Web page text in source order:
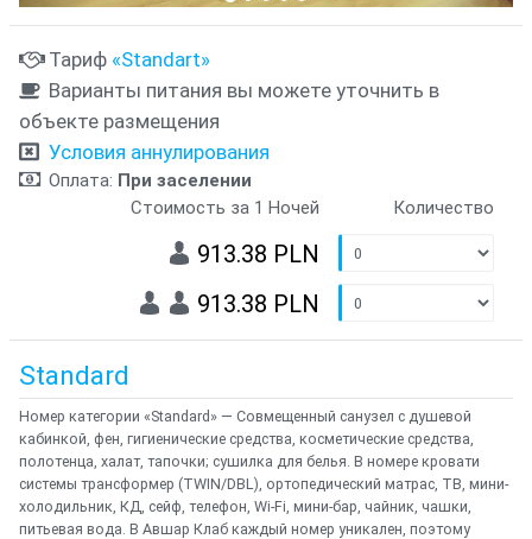
Тариф «Standart»
Варианты питания вы можете уточнить в
объекте размещения
Условия аннулирования
Оплата: При заселении
Стоимость за 1 Ночей
Количество
913.38 PLN
913.38 PLN
Standard
Номер категории «Standard» — Совмещенный санузел с душевой
кабинкой, фен, гигиенические средства, косметические средства,
полотенца, халат, тапочки; сушилка для белья. В номере кровати
системы трансформер (TWIN/DBL), ортопедический матрас, ТВ, мини-
холодильник, КД, сейф, телефон, Wi-Fi, мини-бар, чайник, чашки,
питьевая вода. В Авшар Клаб каждый номер уникален, поэтому